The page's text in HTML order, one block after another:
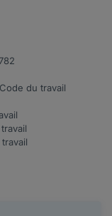
du travail